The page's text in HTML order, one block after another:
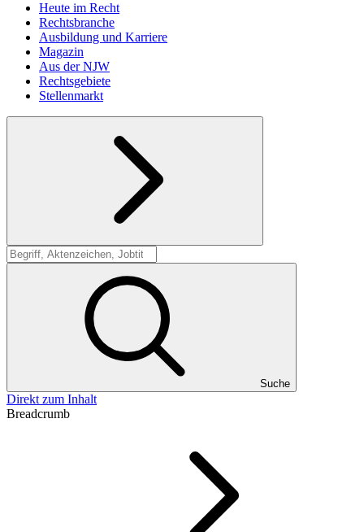
Heute im Recht
Rechtsbranche
Ausbildung und Karriere
Magazin
Aus der NJW
Rechtsgebiete
Stellenmarkt
Suche
Suche
Direkt zum Inhalt
Breadcrumb